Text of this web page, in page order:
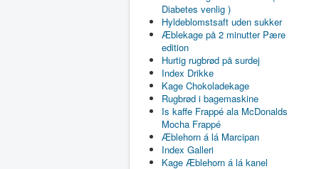
Diabetes venlig )
Hyldeblomstsaft uden sukker
Æblekage på 2 minutter Pære
edition
Hurtig rugbrød på surdej
Index Drikke
Kage Chokoladekage
Rugbrød i bagemaskine
Is kaffe Frappé ala McDonalds
Mocha Frappé
Æblehorn á lá Marcipan
Index Galleri
Kage Æblehorn á lá kanel